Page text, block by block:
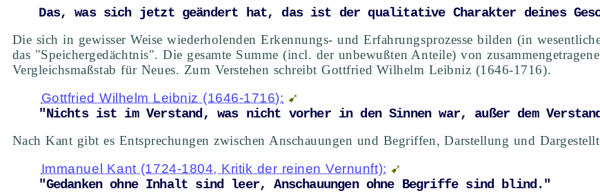
Das, was sich jetzt geändert hat, das ist der qualitative Charakter deines
Die sich in gewisser Weise wiederholenden Erkennungs- und Erfahrungsprozesse bilden (in
das "Speichergedächtnis". Die gesamte Summe (incl. der unbewußten Anteile) von
Vergleichsmaßstab für Neues. Zum Verstehen schreibt Gottfried Wilhelm Leibniz (1646-1716).
Gottfried Wilhelm Leibniz (1646-1716):
"Nichts ist im Verstand, was nicht vorher in den Sinnen war, außer dem
Nach Kant gibt es Entsprechungen zwischen Anschauungen und Begriffen, Darstellung und
Immanuel Kant (1724-1804, Kritik der reinen Vernunft):
"Gedanken ohne Inhalt sind leer, Anschauungen ohne Begriffe sind blind."